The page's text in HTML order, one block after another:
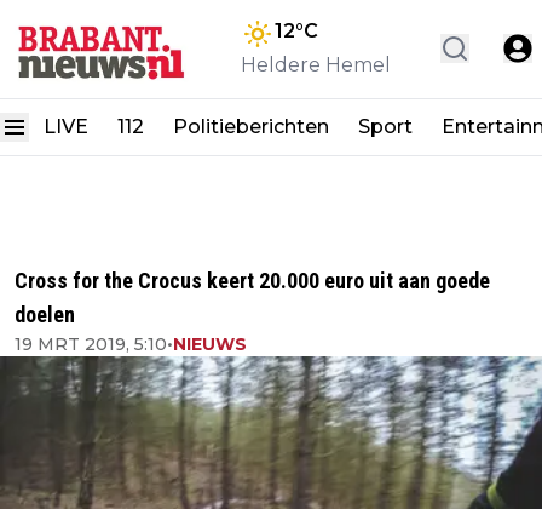
12°C
Heldere Hemel
LIVE 112 Politieberichten Sport
Cross for the Crocus keert 20.000 euro uit aan goede
doelen
19 MRT 2019, 5:10•NIEUWS